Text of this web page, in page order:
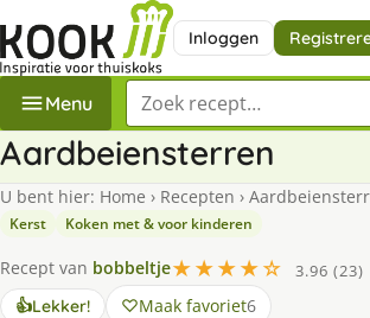
Inloggen
Menu Zoek een recept
Aardbeiensterren
U bent hier: Home › Recepten ›
Kerst Koken met & voor kinderen
Recept van bobbeltje★★★★☆
3.96 (23)
👍Lekker! Maak favoriet6